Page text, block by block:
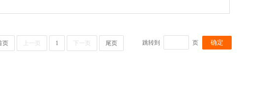
页 上一页 1 下一页 尾页 跳转到 页